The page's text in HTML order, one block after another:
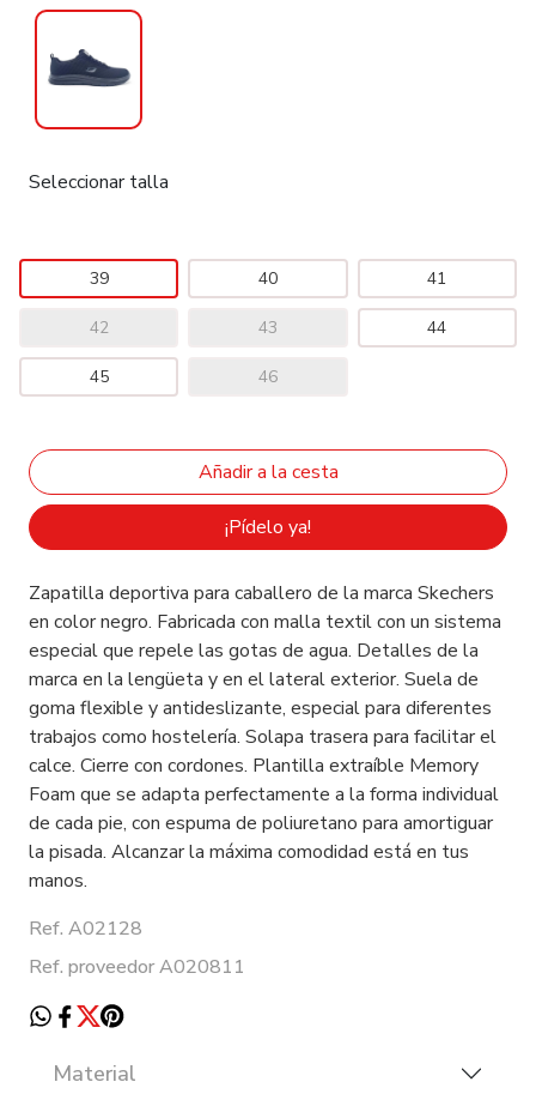
Seleccionar talla
39 40 41
42 43 44
45 46
¡Pídelo ya!
Zapatilla deportiva para caballero de la marca Skechers
en color negro. Fabricada con malla textil con un sistema
especial que repele las gotas de agua. Detalles de la
marca en la lengüeta y en el lateral exterior. Suela de
goma flexible y antideslizante, especial para diferentes
trabajos como hostelería. Solapa trasera para facilitar el
calce. Cierre con cordones. Plantilla extraíble Memory
Foam que se adapta perfectamente a la forma individual
de cada pie, con espuma de poliuretano para amortiguar
la pisada. Alcanzar la máxima comodidad está en tus
manos.
Ref. A02128
Ref. proveedor A020811
Material